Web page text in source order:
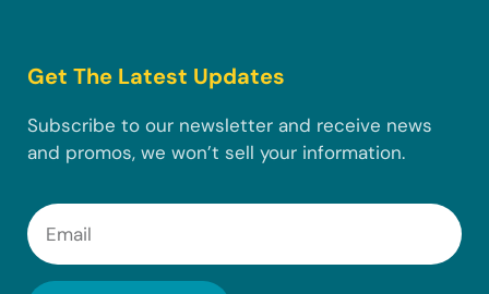
Get The Latest Updates
Subscribe to our newsletter and receive news
and promos, we won’t sell your information.